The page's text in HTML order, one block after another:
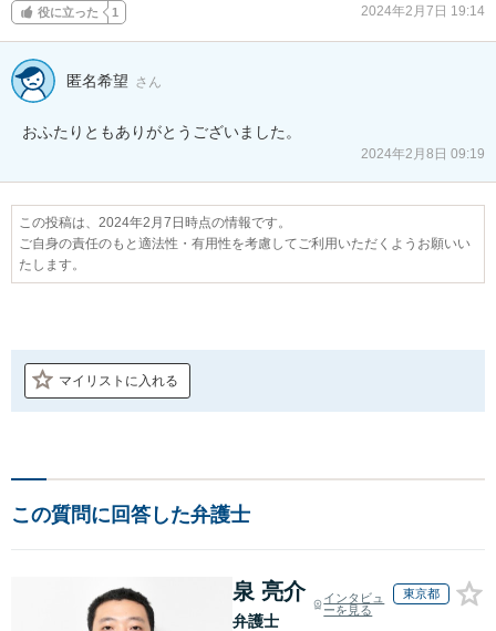
役に立った 1 2024年2月7日 19:14
匿名希望 さん
おふたりともありがとうございました。
2024年2月8日 09:19
この投稿は、2024年2月7日時点の情報です。
ご自身の責任のもと適法性・有用性を考慮してご利用いただくようお願いい
たします。
マイリストに入れる
この質問に回答した弁護士
泉 亮介
弁護士
インタビュ
ーを見る
東京都